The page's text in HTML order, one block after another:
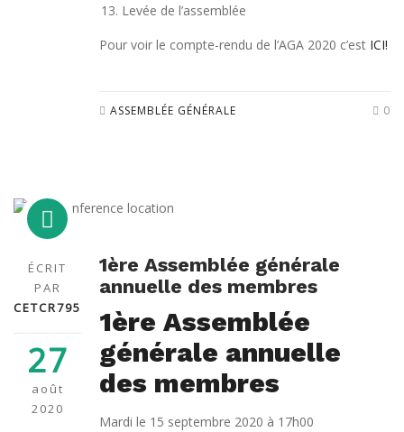
Levée de l’assemblée
Pour voir le compte-rendu de l’AGA 2020 c’est ICI!
ASSEMBLÉE GÉNÉRALE 0
ÉCRIT
PAR
CETCR795
27
août
2020
1ère Assemblée générale
annuelle des membres
1ère Assemblée
générale annuelle
des membres
Mardi le 15 septembre 2020 à 17h00